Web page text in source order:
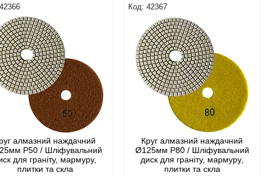
42366
алмазний наждачний
P50 / Шліфувальний
для граніту, мармуру,
плитки та скла
42367
Круг алмазний наждачний
Ø125мм P80 / Шліфувальний
диск для граніту, мармуру,
плитки та скла